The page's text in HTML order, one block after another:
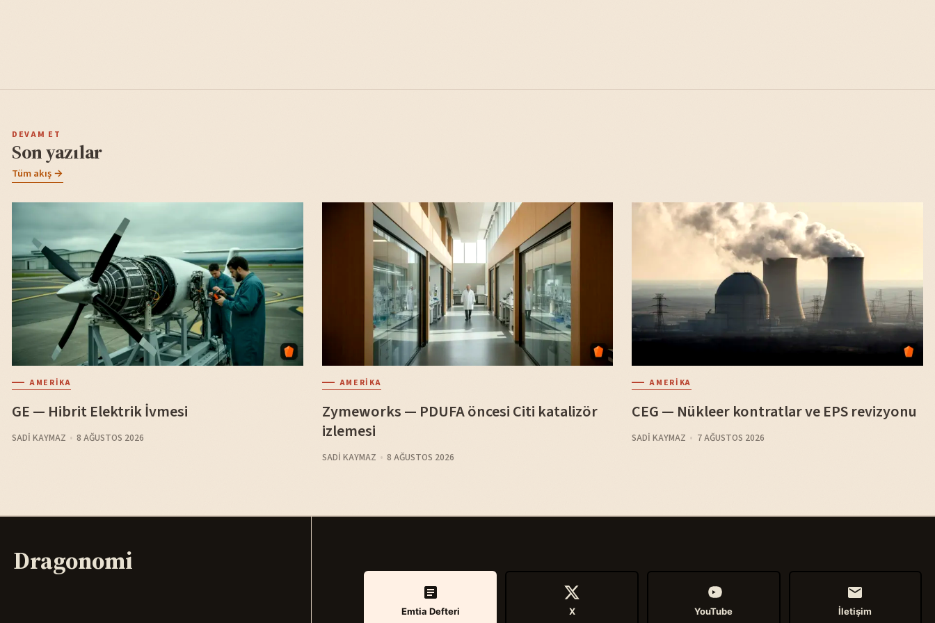
DEVAM ET
Son yazılar
Tüm akış →
AMERIKA
GE — Hibrit Elektrik İvmesi
SADI KAYMAZ 8 AĞUSTOS 2026
AMERIKA
Zymeworks — PDUFA öncesi Citi katalizör
izlemesi
SADI KAYMAZ 8 AĞUSTOS 2026
AMERIKA
CEG — Nükleer kontratlar ve EPS revizyonu
SADI KAYMAZ 7 AĞUSTOS 2026
Dragonomi
Emtia Defteri X YouTube İletişim